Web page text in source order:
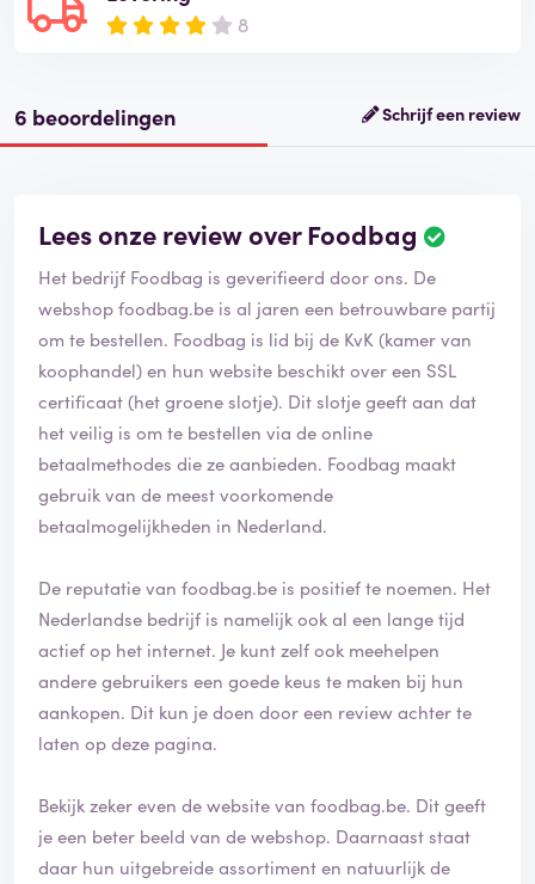
8
6 beoordelingen Schrijf een review
Lees onze review over Foodbag
Het bedrijf Foodbag is geverifieerd door ons. De
webshop foodbag.be is al jaren een betrouwbare partij
om te bestellen. Foodbag is lid bij de KvK (kamer van
koophandel) en hun website beschikt over een SSL
certificaat (het groene slotje). Dit slotje geeft aan dat
het veilig is om te bestellen via de online
betaalmethodes die ze aanbieden. Foodbag maakt
gebruik van de meest voorkomende
betaalmogelijkheden in Nederland.
De reputatie van foodbag.be is positief te noemen. Het
Nederlandse bedrijf is namelijk ook al een lange tijd
actief op het internet. Je kunt zelf ook meehelpen
andere gebruikers een goede keus te maken bij hun
aankopen. Dit kun je doen door een review achter te
laten op deze pagina.
Bekijk zeker even de website van foodbag.be. Dit geeft
je een beter beeld van de webshop. Daarnaast staat
daar hun uitgebreide assortiment en natuurlijk de